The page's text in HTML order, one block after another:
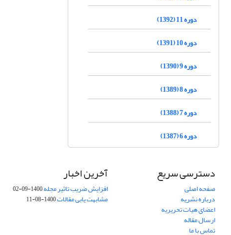
دوره 11 (1392)
دوره 10 (1391)
دوره 9 (1390)
دوره 8 (1389)
دوره 7 (1388)
دوره 6 (1387)
دسترسی سریع
صفحه اصلی
درباره نشریه
اعضای هیات تحریریه
ارسال مقاله
تماس با ما
آخرین اخبار
افزایش ضریب تاثیر مجله1400-09-02
مشابهت یابی مقالات1400-08-11